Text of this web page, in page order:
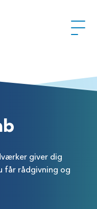
giver dig
får rådgivning og